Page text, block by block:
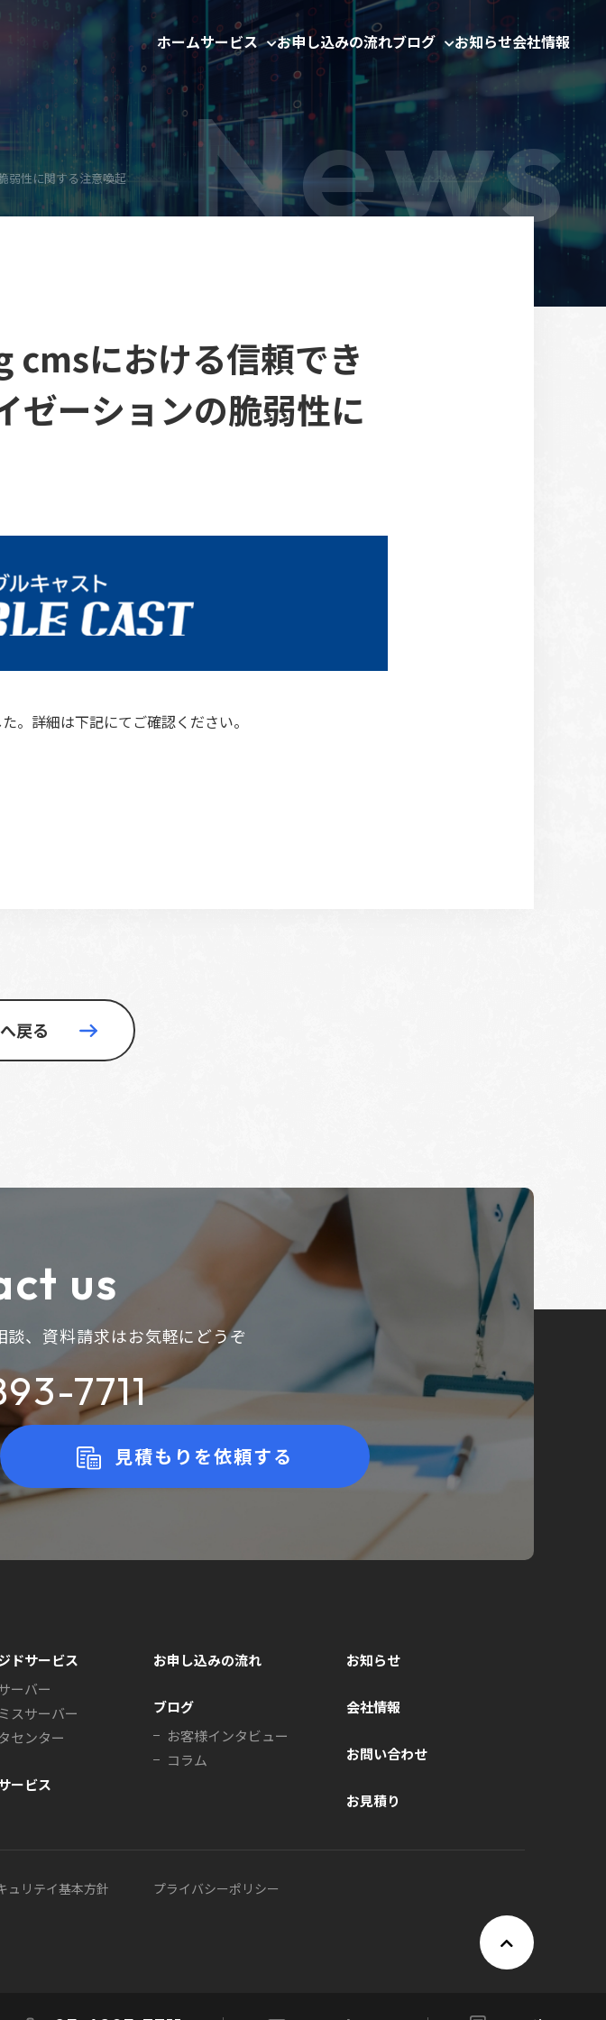
ホームサービス お申し込みの流れブログ お知らせ会社情報
弱性に関する注意喚起
における信頼でき
ゼーションの脆弱性に
。詳細は下記にてご確認ください。
戻る
us
、 資料請求はお気軽にどうぞ
7711
見積もりを依頼する
ドサービス
ーバー
スサーバー
センター
ービス
お申し込みの流れ
ブログ
お客様インタビュー
コラム
お知らせ
会社情報
お問い合わせ
お見積り
ュリテイ基本方針 プライバシーポリシー